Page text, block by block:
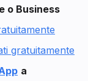
o Business
gratuitamente
a